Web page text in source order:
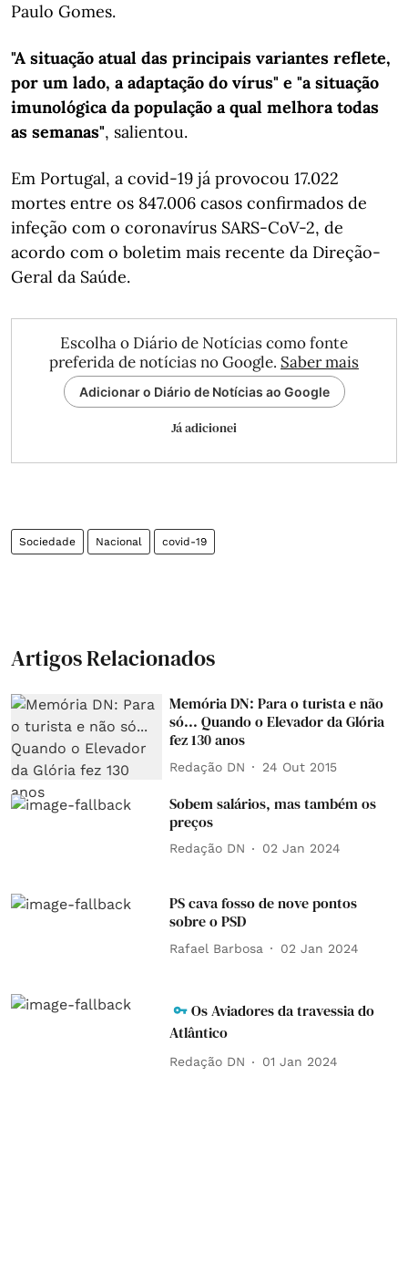
Paulo Gomes.
"A situação atual das principais variantes reflete,
por um lado, a adaptação do vírus" e "a situação
imunológica da população a qual melhora todas
as semanas", salientou.
Em Portugal, a covid-19 já provocou 17.022
mortes entre os 847.006 casos confirmados de
infeção com o coronavírus SARS-CoV-2, de
acordo com o boletim mais recente da Direção-
Geral da Saúde.
Escolha o Diário de Notícias como fonte
preferida de notícias no Google. Saber mais
Adicionar o Diário de Notícias ao Google
Já adicionei
Sociedade Nacional covid-19
Artigos Relacionados
Memória DN: Para o turista e não
só... Quando o Elevador da Glória
fez 130 anos
Redação DN 24 Out 2015
Sobem salários, mas também os
preços
Redação DN 02 Jan 2024
PS cava fosso de nove pontos
sobre o PSD
Rafael Barbosa 02 Jan 2024
Os Aviadores da travessia do
Atlântico
Redação DN 01 Jan 2024